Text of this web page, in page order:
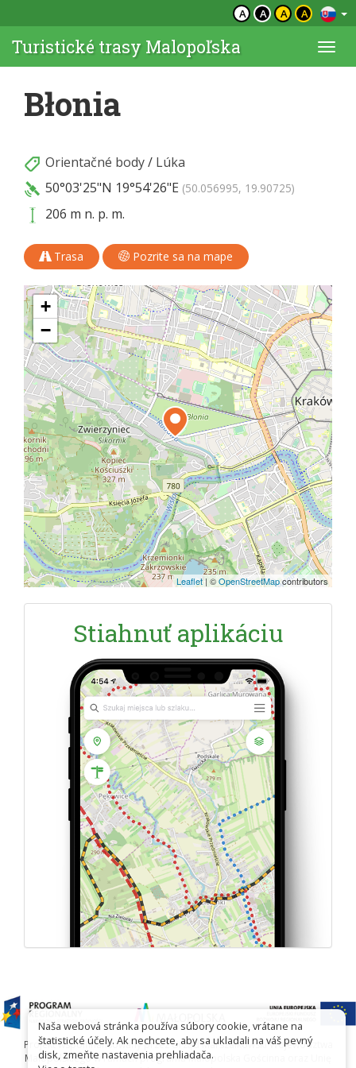
A A A A
Turistické trasy Malopoľska
Błonia
Orientačné body/ Lúka
50°03'25"N 19°54'26"E (50.056995, 19.90725)
206 m n. p. m.
Trasa Pozrite sa na mape
+
−
Leaflet | ©OpenStreetMapcontributors
Stiahnuť aplikáciu
Projekt współfinansowany przez Urząd Marszałkowski Województwa
Małopolskiego w ramach programu Małopolska Gościnna oraz Unię
Naša webová stránka používa súbory cookie, vrátane na
štatistické účely. Ak nechcete, aby sa ukladali na váš pevný
disk, zmeňte nastavenia prehliadača.